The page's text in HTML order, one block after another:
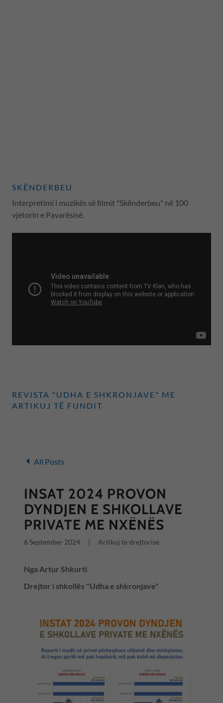
SKËNDERBEU
Interpretimi i muzikës së filmit "Skënderbeu" në 100
vjetorin e Pavarësisë.
REVISTA "UDHA E SHKRONJAVE" ME
ARTIKUJ TË FUNDIT
All Posts
INSAT 2024 PROVON
DYNDJEN E SHKOLLAVE
PRIVATE ME NXËNËS
6 September 2024 | Artikuj të drejtorisë
Nga Artur Shkurti
Drejtor i shkollës "Udha e shkronjave"